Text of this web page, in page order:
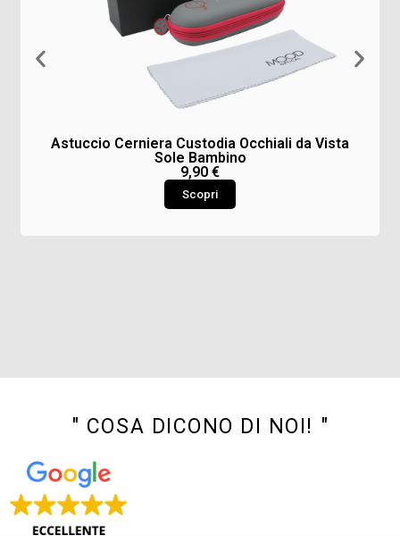
Astuccio Cerniera Custodia Occhiali da Vista
Sole Bambino
9,90 €
Scopri
" COSA DICONO DI NOI! "